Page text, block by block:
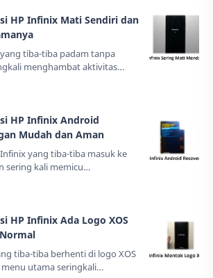
HP Infinix Mati Sendiri dan
tiba-tiba padam tanpa
menghambat aktivitas
produktivitas harian pengguna
bisa muncul akibat gangguan…
HP Infinix Android
Mudah dan Aman
yang tiba-tiba masuk ke
sering kali memicu
para penggunanya. Kondisi ini
dengan munculnya layar
HP Infinix Ada Logo XOS
tiba-tiba berhenti di logo XOS
utama seringkali